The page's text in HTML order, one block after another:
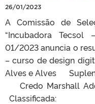
26/01/2023
A Comissão de
“Incubadora
01/2023 anuncia o
– curso de design
Alves e Alves
Credo Marshall
Classificada: